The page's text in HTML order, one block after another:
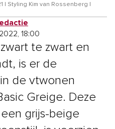
| Styling Kim van Rossenberg |
18:00
te zwart en
is er de
de vtwonen
Greige. Deze
grijs-beige